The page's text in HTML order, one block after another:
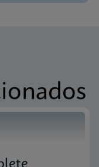
System)
IVD (English)